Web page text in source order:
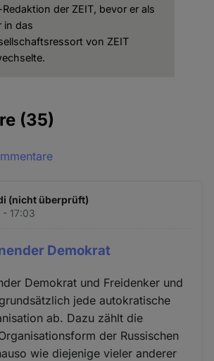
der ZEIT, bevor er als
in das
von ZEIT
(35)
(nicht überprüft)
- 17:03
Demokrat
Demokrat und Freidenker und
jede autokratische
ab. Dazu zählt die
der Russischen
wie diejenige vieler anderer